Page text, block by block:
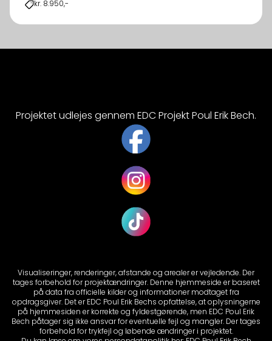
kr. 8.950,-
Projektet udlejes gennem EDC Projekt Poul Erik Bech.
Visualiseringer, renderinger, afstande og arealer er vejledende. Der
tages forbehold for projektændringer. Denne hjemmeside er baseret
på data fra officielle kilder og informationer modtaget fra
opdragsgiver. Det er EDC Poul Erik Bechs opfattelse, at oplysningerne
på hjemmesiden er korrekte og fyldestgørende, men EDC Poul Erik
Bech påtager sig ikke ansvar for eventuelle fejl og mangler. Der tages
forbehold for trykfejl og løbende ændringer i projektet.